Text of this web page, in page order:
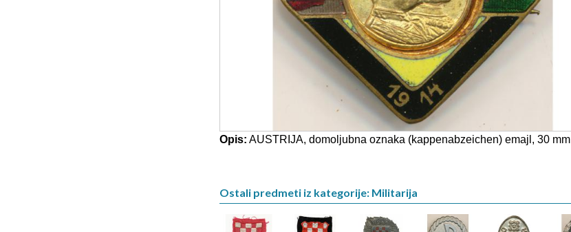
Opis: AUSTRIJA, domoljubna oznaka (kappenabzeichen) emajl, 30 mm
Ostali predmeti iz kategorije: Militarija